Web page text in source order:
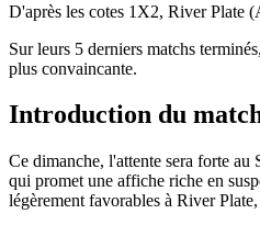
D'après les cotes 1X2, River Plate
Sur leurs 5 derniers matchs
plus convaincante.
Introduction du
Ce dimanche, l'attente sera forte
qui promet une affiche riche en
légèrement favorables à River